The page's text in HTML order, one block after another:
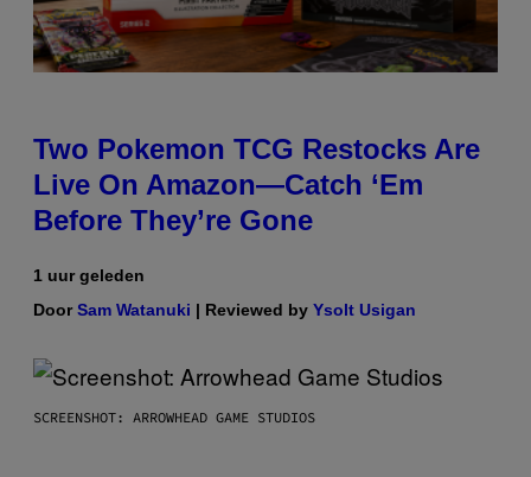
Two Pokemon TCG Restocks Are
Live On Amazon—Catch ‘Em
Before They’re Gone
1 uur geleden
DoorSam Watanuki | Reviewed by Ysolt Usigan
SCREENSHOT: ARROWHEAD GAME STUDIOS